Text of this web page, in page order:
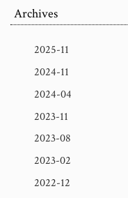
Archives
2025-11
2024-11
2024-04
2023-11
2023-08
2023-02
2022-12